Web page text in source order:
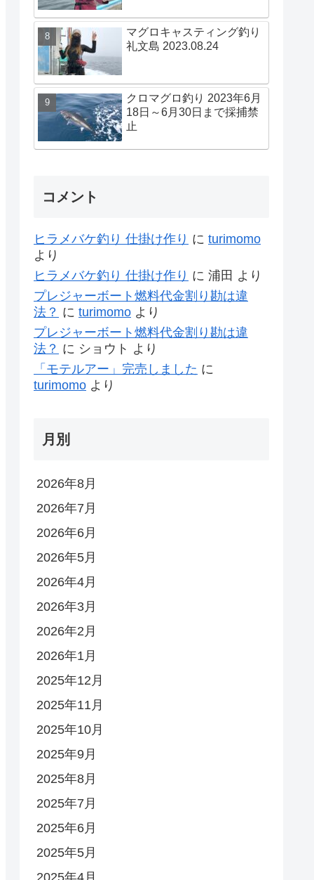
マグロキャスティング釣り
礼文島 2023.08.24
クロマグロ釣り 2023年6月
18日～6月30日まで採捕禁
止
コメント
ヒラメバケ釣り 仕掛け作り に turimomo
より
ヒラメバケ釣り 仕掛け作り に 浦田 より
プレジャーボート燃料代金割り勘は違
法？ に turimomo より
プレジャーボート燃料代金割り勘は違
法？ に ショウト より
「モテルアー」完売しました に
turimomo より
月別
2026年8月
2026年7月
2026年6月
2026年5月
2026年4月
2026年3月
2026年2月
2026年1月
2025年12月
2025年11月
2025年10月
2025年9月
2025年8月
2025年7月
2025年6月
2025年5月
2025年4月